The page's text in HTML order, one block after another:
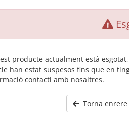
producte actualment està
han estat suspesos fins que en
contacti amb nosaltres.
Torna enrere